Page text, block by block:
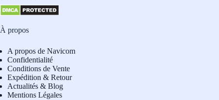
À propos
A propos de Navicom
Confidentialité
Conditions de Vente
Expédition & Retour
Actualités & Blog
Mentions Légales